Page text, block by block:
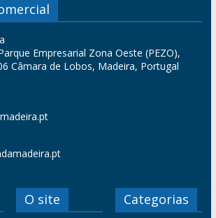
Empresarial Zona Oeste (PEZO),
Câmara de Lobos, Madeira, Portugal
O site Categorias